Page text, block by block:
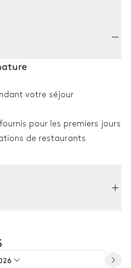
Transats
votre séjour
pour les premiers jours
de restaurants